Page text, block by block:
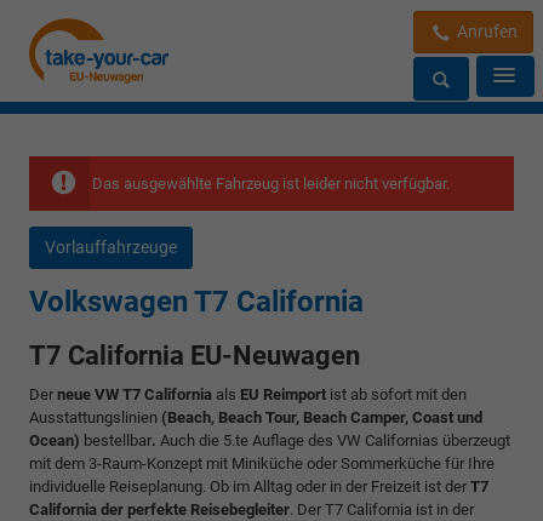
Anrufen
Das ausgewählte Fahrzeug ist leider nicht verfügbar.
Vorlauffahrzeuge
Volkswagen T7 California
T7 California EU-Neuwagen
Der neue VW T7 California als EU Reimport ist ab sofort mit den
Ausstattungslinien (Beach, Beach Tour, Beach Camper, Coast und
Ocean) bestellbar. Auch die 5.te Auflage des VW Californias überzeugt
mit dem 3-Raum-Konzept mit Miniküche oder Sommerküche für Ihre
individuelle Reiseplanung. Ob im Alltag oder in der Freizeit ist der T7
California der perfekte Reisebegleiter . Der T7 California ist in der